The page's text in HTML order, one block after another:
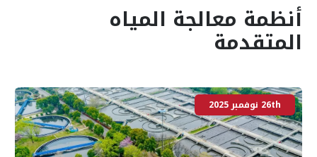
أنظمة معالجة المياه
المتقدمة
26th نوفمبر 2025